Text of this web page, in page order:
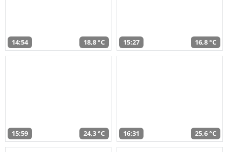
14:54 18,8 °C 15:27 16,8 °C
15:59 24,3 °C 16:31 25,6 °C